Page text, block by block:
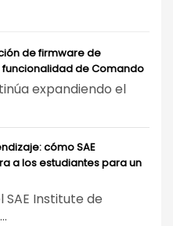
de firmware de
de Comando
expandiendo el
cómo SAE
a los estudiantes para un
SAE Institute de